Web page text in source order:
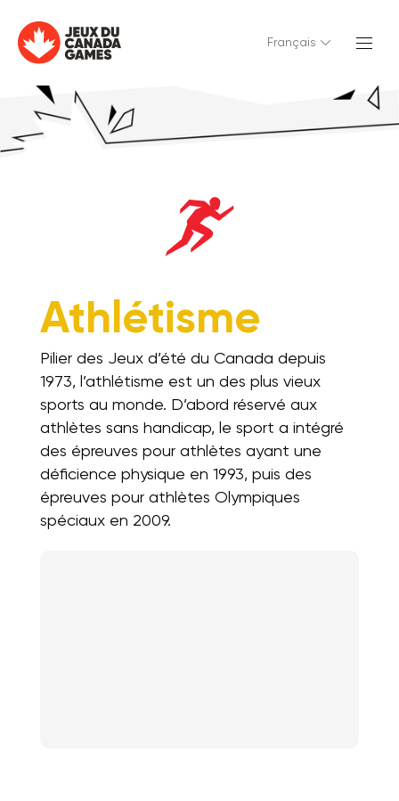
Français
Athlétisme
Pilier des Jeux d’été du Canada depuis
1973, l’athlétisme est un des plus vieux
sports au monde. D’abord réservé aux
athlètes sans handicap, le sport a intégré
des épreuves pour athlètes ayant une
déficience physique en 1993, puis des
épreuves pour athlètes Olympiques
spéciaux en 2009.